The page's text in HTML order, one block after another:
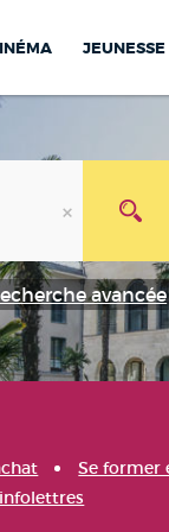
JEUNESSE
avancée
Se former